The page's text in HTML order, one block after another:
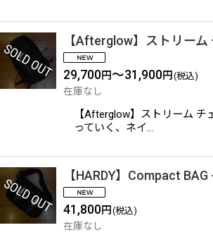
【Afterglow】ストリー
29,700円～31,900円 (税込)
在庫なし
【Afterglow】ストリーム
っていく、ネイ…
【HARDY】Compact
41,800円 (税込)
在庫なし